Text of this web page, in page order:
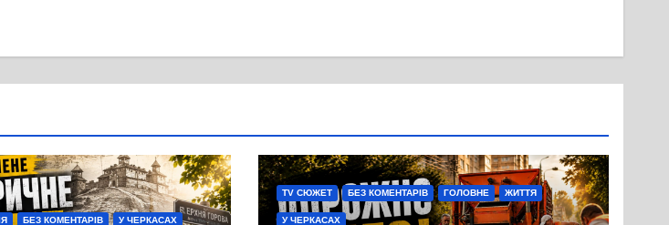
БЕЗ КОМЕНТАРІВ У ЧЕРКАСАХ
TV СЮЖЕТ БЕЗ КОМЕНТАРІВ ГОЛОВНЕ ЖИТТЯ
У ЧЕРКАСАХ